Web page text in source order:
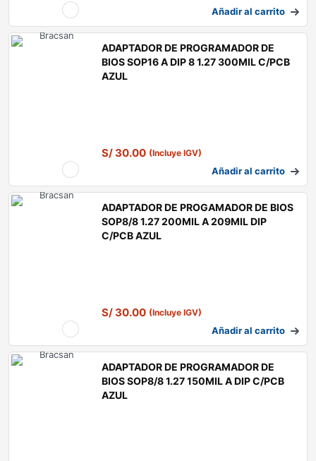
Añadir al carrito
ADAPTADOR DE PROGRAMADOR DE
BIOS SOP16 A DIP 8 1.27 300MIL C/PCB
AZUL
S/30.00 (Incluye IGV)
Añadir al carrito
ADAPTADOR DE PROGAMADOR DE BIOS
SOP8/8 1.27 200MIL A 209MIL DIP
C/PCB AZUL
S/30.00 (Incluye IGV)
Añadir al carrito
ADAPTADOR DE PROGRAMADOR DE
BIOS SOP8/8 1.27 150MIL A DIP C/PCB
AZUL